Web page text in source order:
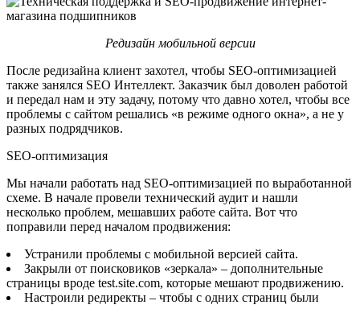
Редизайн мобильной версии
После редизайна клиент захотел, чтобы SEO-оптимизацией
также занялся SEO Интеллект. Заказчик был доволен работой
и передал нам и эту задачу, потому что давно хотел, чтобы все
проблемы с сайтом решались «в режиме одного окна», а не у
разных подрядчиков.
SEO-оптимизация
Мы начали работать над SEO-оптимизацией по выработанной
схеме. В начале провели технический аудит и нашли
несколько проблем, мешавших работе сайта. Вот что
поправили перед началом продвижения:
Устранили проблемы с мобильной версией сайта.
Закрыли от поисковиков «зеркала» – дополнительные
страницы вроде test.site.com, которые мешают продвижению.
Настроили редиректы – чтобы с одних страниц были